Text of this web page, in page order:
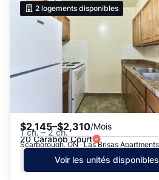
2 logements disponibles
$2,145–$2,310/Mois
1 ch. – 2 ch.
20 Carabob Court
Voir les unités disponibles